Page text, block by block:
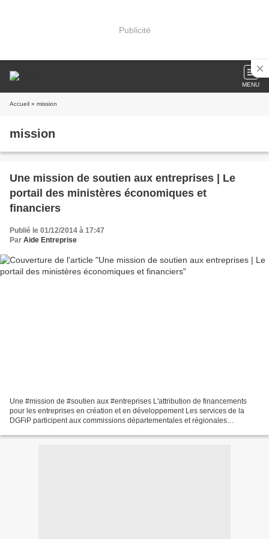
Publicité
MENU
Accueil » mission
mission
Une mission de soutien aux entreprises | Le
portail des ministères économiques et
financiers
Publié le 01/12/2014 à 17:47
Par Aide Entreprise
Une #mission de #soutien aux #entreprises L'attribution de financements
pour les entreprises en création et en développement Les services de la
DGFiP participent aux commissions départementales et régionales